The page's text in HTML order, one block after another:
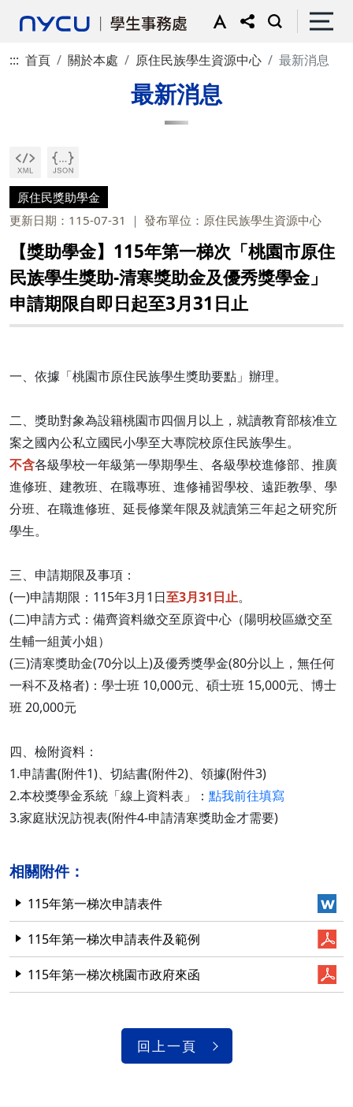
::: 首頁 關於本處 原住民族學生資源中心 最新消息
最新消息
原住民獎助學金
更新日期：115-07-31
發布單位：原住民族學生資源中心
【獎助學金】115年第一梯次「桃園市原住
民族學生獎助-清寒獎助金及優秀獎學金」
申請期限自即日起至3月31日止
一、依據「桃園市原住民族學生獎助要點」辦理。
二、獎助對象為設籍桃園市四個月以上，就讀教育部核准立
案之國內公私立國民小學至大專院校原住民族學生。
不含各級學校一年級第一學期學生、各級學校進修部、推廣
進修班、建教班、在職專班、進修補習學校、遠距教學、學
分班、在職進修班、延長修業年限及就讀第三年起之研究所
學生。
三、申請期限及事項：
(一)申請期限：115年3月1日至3月31日止。
(二)申請方式：備齊資料繳交至原資中心（陽明校區繳交至
生輔一組黃小姐）
(三)清寒獎助金(70分以上)及優秀獎學金(80分以上，無任何
一科不及格者)：學士班 10,000元、碩士班 15,000元、博士
班 20,000元
四、檢附資料：
1.申請書(附件1)、切結書(附件2)、領據(附件3)
2.本校獎學金系統「線上資料表」： 點我前往填寫
3.家庭狀況訪視表(附件4-申請清寒獎助金才需要)
相關附件：
115年第一梯次申請表件
115年第一梯次申請表件及範例
115年第一梯次桃園市政府來函
回上一頁